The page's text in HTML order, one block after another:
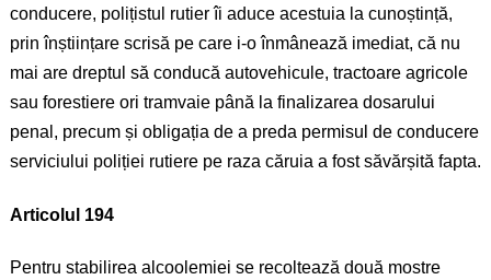
conducere, polițistul rutier îi aduce acestuia la cunoștință,
prin înștiințare scrisă pe care i-o înmânează imediat, că nu
mai are dreptul să conducă autovehicule, tractoare agricole
sau forestiere ori tramvaie până la finalizarea dosarului
penal, precum și obligația de a preda permisul de conducere
serviciului poliției rutiere pe raza căruia a fost săvărșită fapta.
Articolul 194
Pentru stabilirea alcoolemiei se recoltează două mostre